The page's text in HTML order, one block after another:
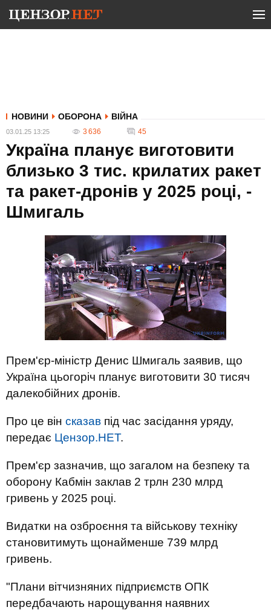
НОВИНИ ОБОРОНА ВІЙНА
03.01.25 13:25 3 636 45
Україна планує виготовити
близько 3 тис. крилатих ракет
та ракет-дронів у 2025 році, -
Шмигаль
Прем'єр-міністр Денис Шмигаль заявив, що
Україна цьогоріч планує виготовити 30 тисяч
далекобійних дронів.
Про це він сказав під час засідання уряду,
передає Цензор.НЕТ.
Прем'єр зазначив, що загалом на безпеку та
оборону Кабмін заклав 2 трлн 230 млрд
гривень у 2025 році.
Видатки на озброєння та військову техніку
становитимуть щонайменше 739 млрд
гривень.
"Плани вітчизняних підприємств ОПК
передбачають нарощування наявних